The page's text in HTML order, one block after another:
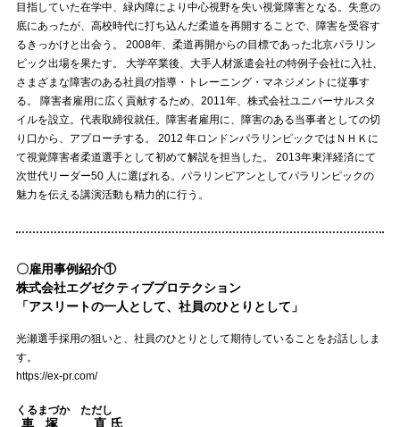
目指していた在学中、緑内障により中心視野を失い視覚障害となる。失意の
底にあったが、高校時代に打ち込んだ柔道を再開することで、障害を受容す
るきっかけと出会う。 2008年、柔道再開からの目標であった北京パラリン
ピック出場を果たす。 大学卒業後、大手人材派遣会社の特例子会社に入社、
さまざまな障害のある社員の指導・トレーニング・マネジメントに従事す
る。 障害者雇用に広く貢献するため、2011年、株式会社ユニバーサルスタ
イルを設立。代表取締役就任。障害者雇用に、障害のある当事者としての切
り口から、アプローチする。 2012 年ロンドンパラリンピックではＮＨＫに
て視覚障害者柔道選手として初めて解説を担当した。 2013年東洋経済にて
次世代リーダー50 人に選ばれる。パラリンピアンとしてパラリンピックの
魅力を伝える講演活動も精力的に行う。
〇雇用事例紹介①
株式会社エグゼクティブプロテクション
「アスリートの一人として、社員のひとりとして」
光瀬選手採用の狙いと、社員のひとりとして期待していることをお話ししま
す。
https://ex-pr.com/
車塚 直
くるまづか ただし
氏